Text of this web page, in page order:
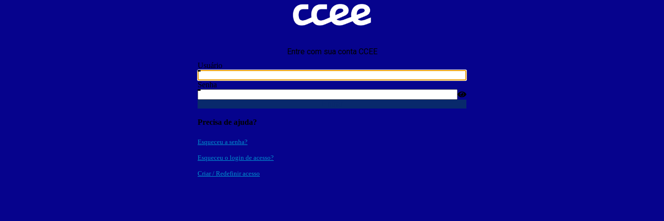
Entre com sua conta CCEE
Usuário
Senha
Precisa de ajuda?
Esqueceu a senha?
Esqueceu o login de acesso?
Criar / Redefinir acesso